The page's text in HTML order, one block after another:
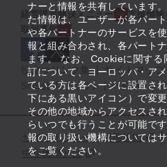
ナーと情報を共有しています
た情報は、ユーザーが各パー
や各パートナーのサービスを
報と組み合わされ、各パート
ます。 なお、Cookieに関する
訂について、ヨーロッパ・ア
ている方は各ページに設置さ
下にある黒いアイコン）で変
その他の地域からアクセスさ
らいつでも行うことが可能で
報の取り扱い機構については
をご覧ください。
経営課題解決メニュー 支援情
取組事例
役立つリンク集 サイトマップ
SNS公式アカウント一覧
サイトポリシー・利用規約
中小機構とは